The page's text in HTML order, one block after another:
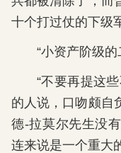
十个打过仗的下级
“小资产阶级
“不要再提这
的人说，口吻颇自
德-拉莫尔先生没
连来说是一个重大